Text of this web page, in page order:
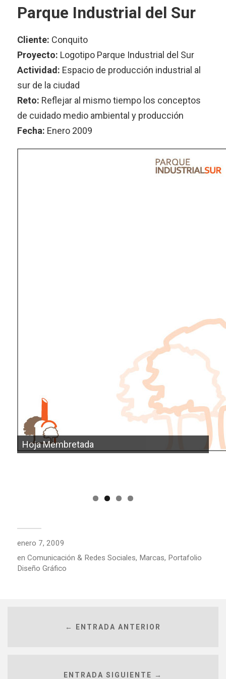
Parque Industrial del Sur
Cliente: Conquito
Proyecto: Logotipo Parque Industrial del Sur
Actividad: Espacio de producción industrial al
sur de la ciudad
Reto: Reflejar al mismo tiempo los conceptos
de cuidado medio ambiental y producción
Fecha: Enero 2009
Hoja Membretada
enero 7, 2009
en Comunicación & Redes Sociales, Marcas, Portafolio
Diseño Gráfico
← ENTRADA ANTERIOR
ENTRADA SIGUIENTE →